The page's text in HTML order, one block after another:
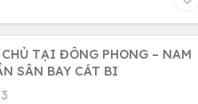
TẠI ĐÔNG PHONG – NAM
NHÀ ĐẸP – GẦN SÂN BAY CÁT BI
3